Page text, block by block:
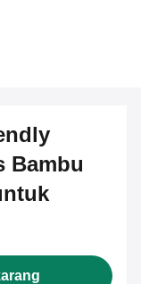
Bambu